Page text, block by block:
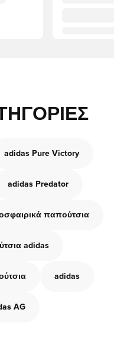
adidas Pure Victory
adidas Predator
παπούτσια
adidas
adidas
AG